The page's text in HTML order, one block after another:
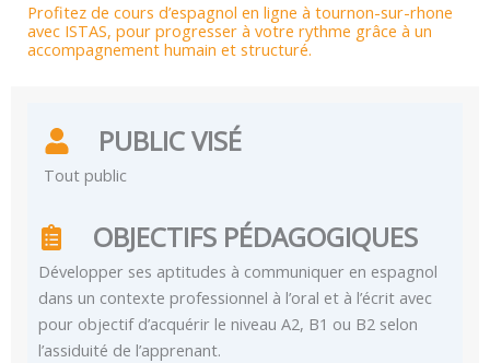
Profitez de cours d’espagnol en ligne à tournon-sur-rhone
avec ISTAS, pour progresser à votre rythme grâce à un
accompagnement humain et structuré.
PUBLIC VISÉ
Tout public
OBJECTIFS PÉDAGOGIQUES
Développer ses aptitudes à communiquer en espagnol
dans un contexte professionnel à l’oral et à l’écrit avec
pour objectif d’acquérir le niveau A2, B1 ou B2 selon
l’assiduité de l’apprenant.